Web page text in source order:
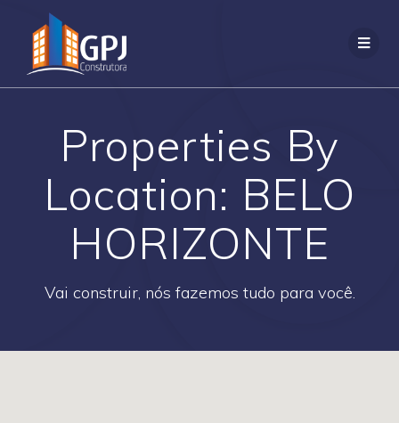
Properties By
Location: BELO
HORIZONTE
Vai construir, nós fazemos tudo para você.